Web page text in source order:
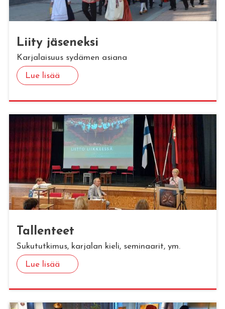
Liity jä­se­nek­si
Karjalaisuus sydämen asiana
Lue lisää
Tal­len­teet
Sukututkimus, karjalan kieli, seminaarit, ym.
Lue lisää